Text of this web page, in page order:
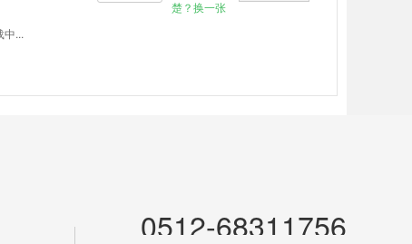
中...
0512-68311756